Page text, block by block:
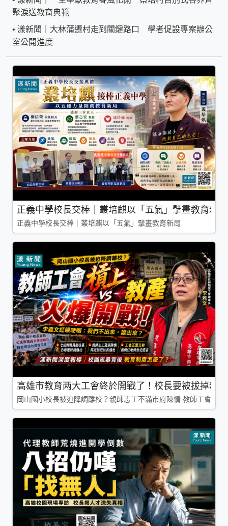
聚淚送教育典範
• 漾新聞｜大林蒲遷村走到關鍵路口 學者促設專案辦公
室公開進度
正義中學校長交棒｜叢培麒以「五氣」擘畫教育新局
正義中學校長交棒｜叢培麒以「五氣」擘畫教育新局
高雄市教育两大工會終於開戰了！校長要被拔掉親
岡山國小校長被迫降調離校？親師志工不滿市府陳情 教師工會槓